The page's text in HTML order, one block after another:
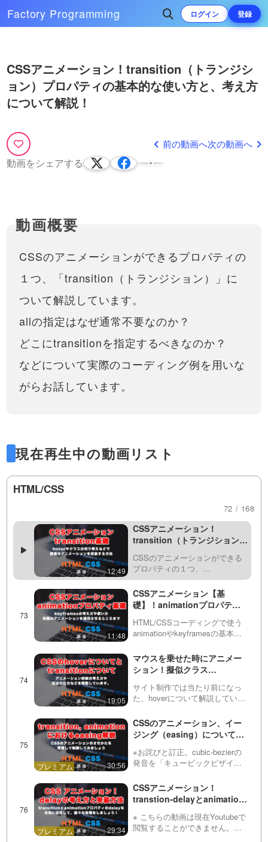
Factory Programming ログイン 登録
Video
次によく再生されている動画
CSSアニメーション【基礎】！
す。fromやtoの意味やアニメーショ
ンの適用のさせ方、時間の設定方法
などを初心者向…
CSSアニメーション！transition（トランジシ
ョン）プロパティの基本的な使い方と、考え方
について解説！
動画をシェアする
前の動画へ次の動画へ
CSSのアニメーションができるプロパティの
１つ、「transition（トランジション）」に
ついて解説しています。
allの指定はなぜ通常不要なのか？
どこにtransitionを指定するべきなのか？
などについて実際のコーディング例を用いな
がらお話しています。
現在再生中の動画リスト
HTML/CSS
72 / 168
作で必須となりつつあるWebフ
ォントの１つFontAwesomeにつ
いて説明してい…
ントオーサム）バージョン６
の読み込み方法と、アイコン
以前別の動画でも読み込み方と
で、再度こちらの動画で説明し
ています。動画内で紹介してい
た、過去のFontAwesomeの動画
は以下です。htt…
CSSだけで、文字列の省略を
簡単にする方法！
JavaScriptなどでも実装できます
に表示されている文字列を省略
し…
05:44
得して、様々な値に活用でき
る「currentColor」紹介！
今回は、CSSの非常に便利な機
能、「currentColor」について説
デザインを作れないことがあり
ます。この動画では、そんな時
に使えるCSSの「calc」（カル
ク）関数の使い方・考え方を紹
解説【基礎編】！:notや:first-
なクラスをつけず、効率的な
コーディングをしましょう！
えておくと便利な「擬似クラ
ス」について説明しています。
この動画では・複数クラスの指
定・子要素のみの指定・次の兄
弟要素の指定・first-of-type,
first…
解説【上級編】！不要なクラ
コーディングをしましょう！
※ こちらの動画は現在Youtubeで
閲覧することができません。以
いて解説しています。Sassを使
っている方は、ネストして書け
pictureタグとsourceタグに
ついて解説！メディアクエリ
グである・picture（ピクチャ
ー）タグ・source（ソース）タ
グについて説明しています。
sourceタグに記述することがで
きる・media属性・type属性につ
いて…
12:49
CSSアニメーション！
transition（トランジション）
と、考え方について解説！
CSSのアニメーションができる
プロパティの１つ、
「transition（トランジショ
ン）」について解説していま
す。allの指定はなぜ通常不要な
のか？どこにtransitionを指定す
るべきなのか？な…
11:48
CSSアニメーション【基
礎】！animationプロパティ
ズ）の考え方と使い方につい
て
HTML/CSSコーディングで使う
animationやkeyframesの基本的
ています。fromやtoの意味やア
ニメーションの適用のさせ方、
時間の設定方法などを初心者
向…
19:05
マウスを乗せた時にアニメー
ション！擬似クラス
transition（トランジション）
の役割や使い方解説！
サイト制作では当たり前になっ
た、hoverについて解説していま
transitionの考え方や基本的な使
い方や、スマホなどマウスの概
念がないデバイスでの扱いにつ
いても、実例…
30:56
CSSのアニメーション、イー
ジング（easing）について解
※お詫びと訂正。cubic-bezierの
発音を「キュービックビザイア
「キュービックベジェ」です。
今回は、Webデザインで非常に
重要な要素である「CSSのアニ
メーション」…
29:34
CSSアニメーション！
transtion-delayとanimation-
ーディング例まで紹介
※ こちらの動画は現在Youtubeで
閲覧することができません。以